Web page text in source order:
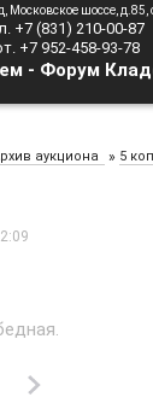
Московское шоссе, д.85,
+7 (831) 210-00-87
+7 952-458-93-78
- Форум
аукциона » 5